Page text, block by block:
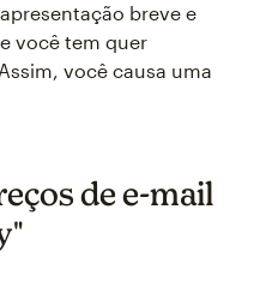
breve e
você tem quer
você causa uma
de e-mail